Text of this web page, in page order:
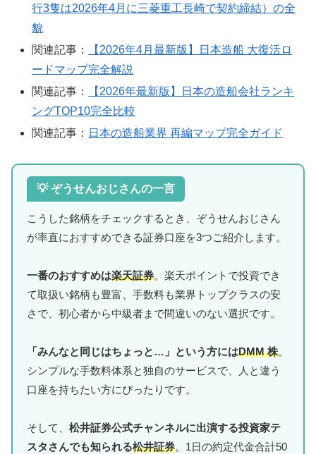
行3隻は2026年4月に三菱重工長崎で契約締結）の全
貌
関連記事：
【2026年4月最新版】日本造船 大復活ロ
ードマップ完全解説
関連記事：
【2026年最新版】日本の造船会社ランキ
ングTOP10完全比較
関連記事： 日本の造船業界 再編マップ完全ガイド
💡 ぞうせんおじさんの一言
こうした銘柄をチェックするとき、ぞうせんおじさん
が率直におすすめできる証券口座を3つご紹介します。
一番のおすすめは楽天証券。楽天ポイントで投資でき
て取扱い銘柄も豊富、手数料も業界トップクラスの安
さで、初心者から中級者まで間違いのない選択です。
「みんなと同じはちょっと…」という方にはDMM 株。
シンプルな手数料体系と独自のサービスで、人と違う
口座を持ちたい方にぴったりです。
そして、 松井証券公式チャンネルに出演する投資家テ
スタさんでも知られる松井証券。1日の約定代金合計50